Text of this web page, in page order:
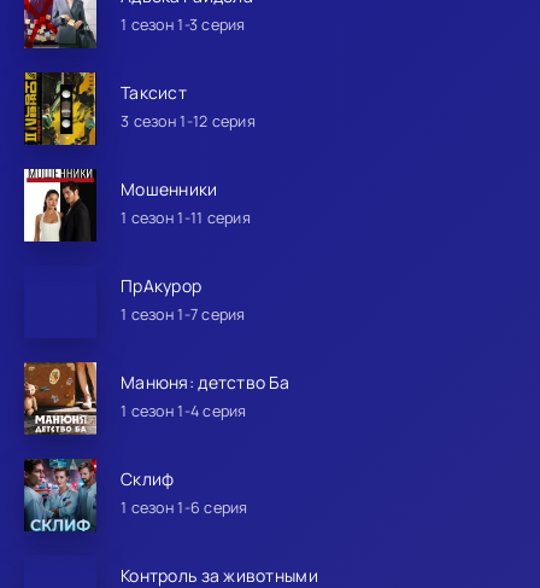
1 сезон 1-3 серия
Таксист
3 сезон 1-12 серия
Мошенники
1 сезон 1-11 серия
ПрАкурор
1 сезон 1-7 серия
Манюня: детство Ба
1 сезон 1-4 серия
Склиф
1 сезон 1-6 серия
Контроль за животными